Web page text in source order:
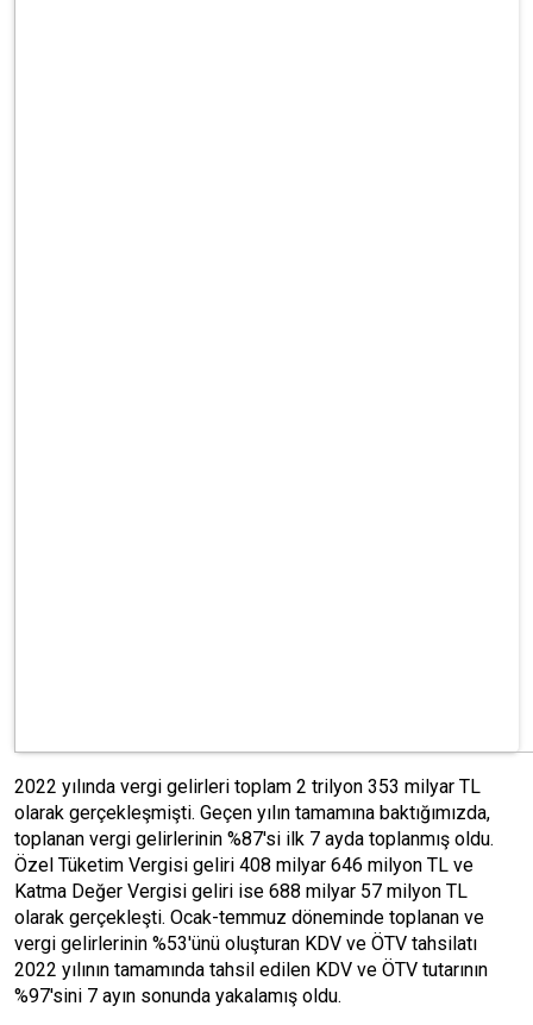
2022 yılında vergi gelirleri toplam 2 trilyon 353 milyar TL
olarak gerçekleşmişti. Geçen yılın tamamına baktığımızda,
toplanan vergi gelirlerinin %87'si ilk 7 ayda toplanmış oldu.
Özel Tüketim Vergisi geliri 408 milyar 646 milyon TL ve
Katma Değer Vergisi geliri ise 688 milyar 57 milyon TL
olarak gerçekleşti. Ocak-temmuz döneminde toplanan ve
vergi gelirlerinin %53'ünü oluşturan KDV ve ÖTV tahsilatı
2022 yılının tamamında tahsil edilen KDV ve ÖTV tutarının
%97'sini 7 ayın sonunda yakalamış oldu.